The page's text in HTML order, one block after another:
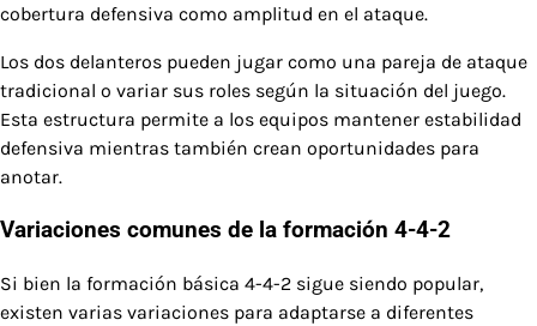
cobertura defensiva como amplitud en el ataque.
Los dos delanteros pueden jugar como una pareja de ataque
tradicional o variar sus roles según la situación del juego.
Esta estructura permite a los equipos mantener estabilidad
defensiva mientras también crean oportunidades para
anotar.
Variaciones comunes de la formación 4-4-2
Si bien la formación básica 4-4-2 sigue siendo popular,
existen varias variaciones para adaptarse a diferentes